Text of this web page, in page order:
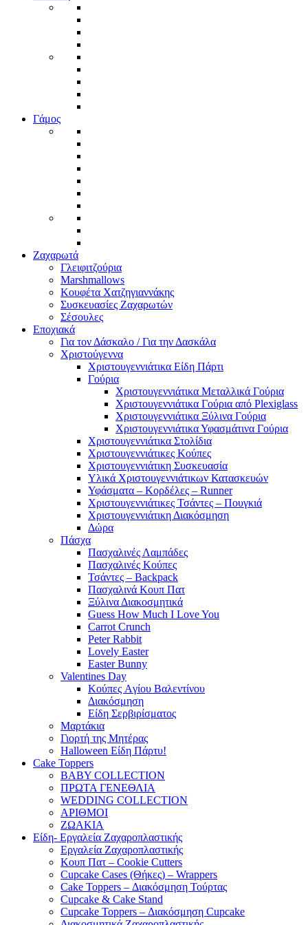
Γάμος
Ζαχαρωτά
Γλειφιτζούρια
Marshmallows
Κουφέτα Χατζηγιαννάκης
Συσκευασίες Ζαχαρωτών
Σέσουλες
Εποχιακά
Για τον Δάσκαλο / Για την Δασκάλα
Χριστούγεννα
Χριστουγεννιάτικα Είδη Πάρτι
Γούρια
Χριστουγεννιάτικα Μεταλλικά Γούρια
Χριστουγεννιάτικα Γούρια από Plexiglass
Χριστουγεννιάτικα Ξύλινα Γούρια
Χριστουγεννιάτικα Υφασμάτινα Γούρια
Χριστουγεννιάτικα Στολίδια
Χριστουγεννιάτικες Κούπες
Χριστουγεννιάτικη Συσκευασία
Υλικά Χριστουγεννιάτικων Κατασκευών
Υφάσματα – Κορδέλες – Runner
Χριστουγεννιάτικες Τσάντες – Πουγκιά
Χριστουγεννιάτικη Διακόσμηση
Δώρα
Πάσχα
Πασχαλινές Λαμπάδες
Πασχαλινές Κούπες
Τσάντες – Backpack
Πασχαλινά Κουπ Πατ
Ξύλινα Διακοσμητικά
Guess How Much I Love You
Carrot Crunch
Peter Rabbit
Lovely Easter
Easter Bunny
Valentines Day
Κούπες Aγίου Βαλεντίνου
Διακόσμηση
Είδη Σερβιρίσματος
Μαρτάκια
Γιορτή της Μητέρας
Halloween Είδη Πάρτυ!
Cake Toppers
BABY COLLECTION
ΠΡΩΤΑ ΓΕΝΕΘΛΙΑ
WEDDING COLLECTION
ΑΡΙΘΜΟΙ
ΖΩΑΚΙΑ
Είδη- Εργαλεία Ζαχαροπλαστικής
Εργαλεία Ζαχαροπλαστικής
Κουπ Πατ – Cookie Cutters
Cupcake Cases (Θήκες) – Wrappers
Cake Toppers – Διακόσμηση Τούρτας
Cupcake & Cake Stand
Cupcake Toppers – Διακόσμηση Cupcake